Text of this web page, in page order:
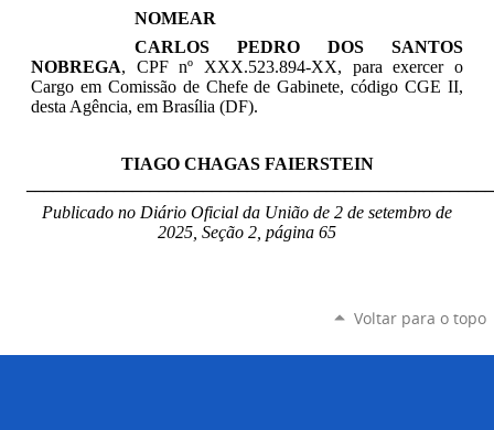
NOMEAR
CARLOS PEDRO DOS SANTOS
NOBREGA, CPF nº XXX.523.894-XX, para exercer o
Cargo em Comissão de Chefe de Gabinete, código CGE II,
desta Agência, em Brasília (DF).
TIAGO CHAGAS FAIERSTEIN
Publicado no Diário Oficial da União de 2 de setembro de
2025, Seção 2, página 65
Voltar para o topo